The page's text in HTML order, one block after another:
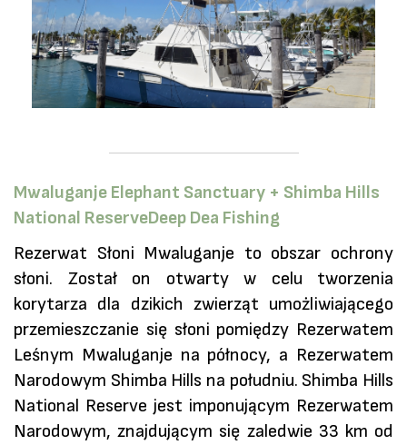
Mwaluganje Elephant Sanctuary + Shimba Hills
National ReserveDeep Dea Fishing
Rezerwat Słoni Mwaluganje to obszar ochrony
słoni. Został on otwarty w celu tworzenia
korytarza dla dzikich zwierząt umożliwiającego
przemieszczanie się słoni pomiędzy Rezerwatem
Leśnym Mwaluganje na północy, a Rezerwatem
Narodowym Shimba Hills na południu. Shimba Hills
National Reserve jest imponującym Rezerwatem
Narodowym, znajdującym się zaledwie 33 km od